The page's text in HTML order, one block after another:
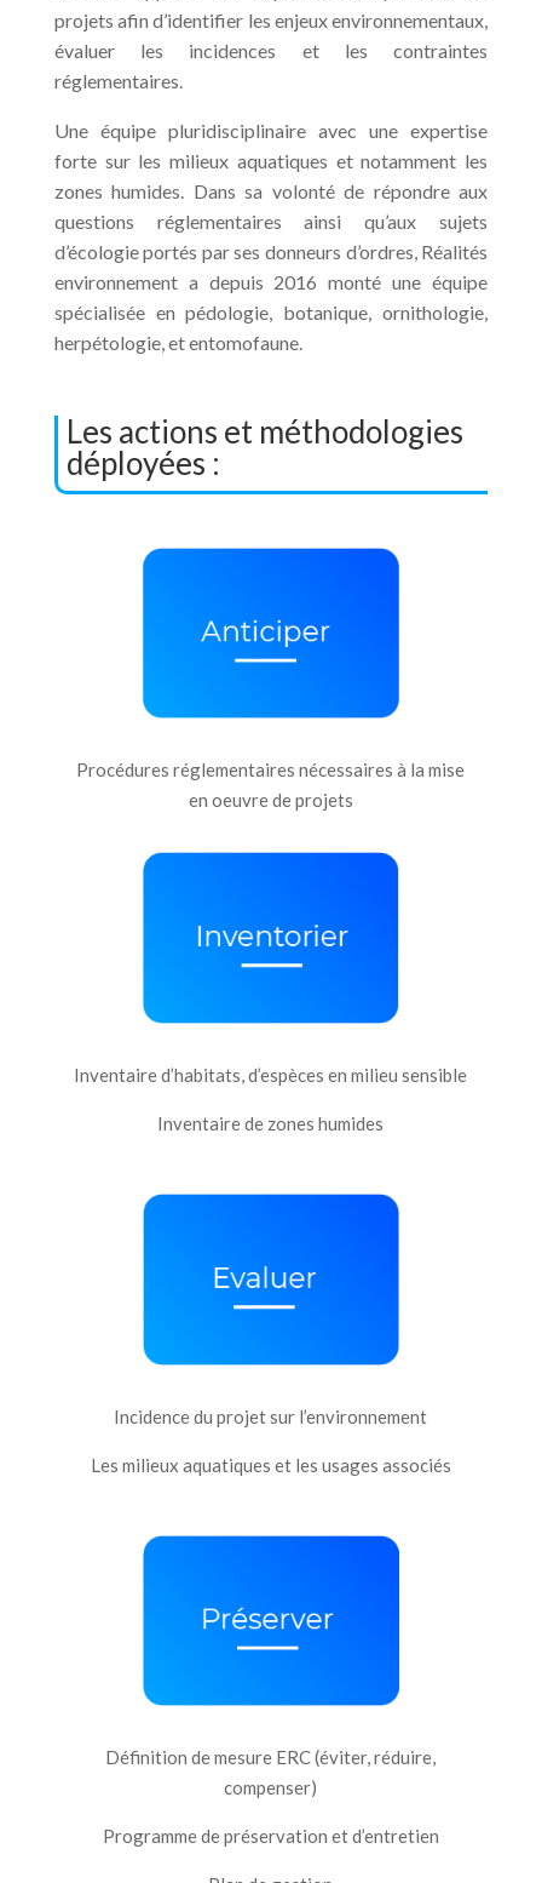
projets afin d’identifier les enjeux environnementaux,
évaluer les incidences et les contraintes
réglementaires.
Une équipe pluridisciplinaire avec une expertise
forte sur les milieux aquatiques et notamment les
zones humides. Dans sa volonté de répondre aux
questions réglementaires ainsi qu’aux sujets
d’écologie portés par ses donneurs d’ordres, Réalités
environnement a depuis 2016 monté une équipe
spécialisée en pédologie, botanique, ornithologie,
herpétologie, et entomofaune.
Les actions et méthodologies
déployées :
Procédures réglementaires nécessaires à la mise
en oeuvre de projets
Inventaire d’habitats, d’espèces en milieu sensible
Inventaire de zones humides
Incidence du projet sur l’environnement
Les milieux aquatiques et les usages associés
Définition de mesure ERC (éviter, réduire,
compenser)
Programme de préservation et d’entretien